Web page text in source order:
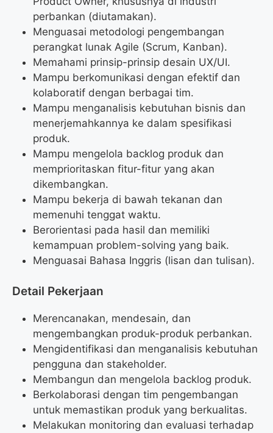
perbankan (diutamakan).
Menguasai metodologi pengembangan
perangkat lunak Agile (Scrum, Kanban).
Memahami prinsip-prinsip desain UX/UI.
Mampu berkomunikasi dengan efektif dan
kolaboratif dengan berbagai tim.
Mampu menganalisis kebutuhan bisnis dan
menerjemahkannya ke dalam spesifikasi
produk.
Mampu mengelola backlog produk dan
memprioritaskan fitur-fitur yang akan
dikembangkan.
Mampu bekerja di bawah tekanan dan
memenuhi tenggat waktu.
Berorientasi pada hasil dan memiliki
kemampuan problem-solving yang baik.
Menguasai Bahasa Inggris (lisan dan tulisan).
Detail Pekerjaan
Merencanakan, mendesain, dan
mengembangkan produk-produk perbankan.
Mengidentifikasi dan menganalisis kebutuhan
pengguna dan stakeholder.
Membangun dan mengelola backlog produk.
Berkolaborasi dengan tim pengembangan
untuk memastikan produk yang berkualitas.
Melakukan monitoring dan evaluasi terhadap